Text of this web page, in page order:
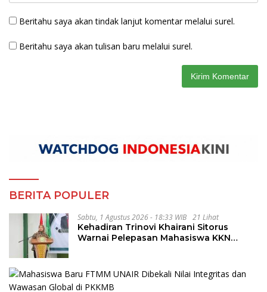
Beritahu saya akan tindak lanjut komentar melalui surel.
Beritahu saya akan tulisan baru melalui surel.
BERITA POPULER
Sabtu, 1 Agustus 2026 - 18:33 WIB 21 Lihat
Kehadiran Trinovi Khairani Sitorus
Warnai Pelepasan Mahasiswa KKN